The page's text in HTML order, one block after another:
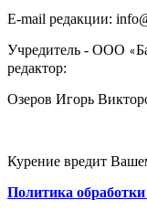
E-mail редакции:
Учредитель - ООО «
редактор:
Озеров Игорь
Курение вредит
Политика